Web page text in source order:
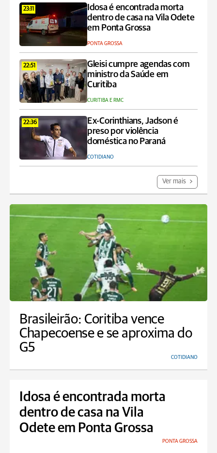
23:11
Idosa é encontrada morta
dentro de casa na Vila Odete
em Ponta Grossa
PONTA GROSSA
22:51
Gleisi cumpre agendas com
ministro da Saúde em
Curitiba
CURITIBA E RMC
22:36
Ex-Corinthians, Jadson é
preso por violência
doméstica no Paraná
COTIDIANO
Ver mais
Brasileirão: Coritiba vence
Chapecoense e se aproxima do
G5
COTIDIANO
Idosa é encontrada morta
dentro de casa na Vila
Odete em Ponta Grossa
PONTA GROSSA